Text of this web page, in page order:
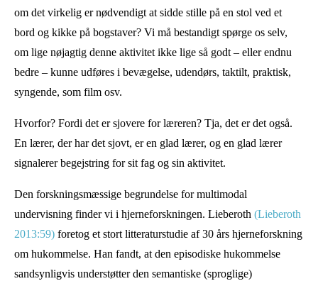
om det virkelig er nødvendigt at sidde stille på en stol ved et
bord og kikke på bogstaver? Vi må bestandigt spørge os selv,
om lige nøjagtig denne aktivitet ikke lige så godt – eller endnu
bedre – kunne udføres i bevægelse, udendørs, taktilt, praktisk,
syngende, som film osv.
Hvorfor? Fordi det er sjovere for læreren? Tja, det er det også.
En lærer, der har det sjovt, er en glad lærer, og en glad lærer
signalerer begejstring for sit fag og sin aktivitet.
Den forskningsmæssige begrundelse for multimodal
undervisning finder vi i hjerneforskningen. Lieberoth (Lieberoth
2013:59) foretog et stort litteraturstudie af 30 års hjerneforskning
om hukommelse. Han fandt, at den episodiske hukommelse
sandsynligvis understøtter den semantiske (sproglige)